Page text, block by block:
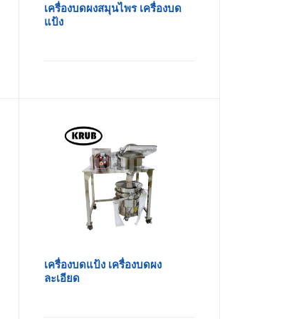
เครื่องบดผงสมุนไพร เครื่องบด
แป้ง
เครื่องบดแป้ง เครื่องบดผง
ละเอียด